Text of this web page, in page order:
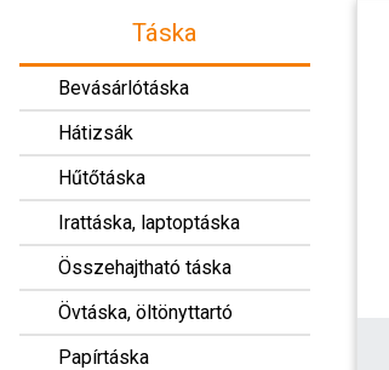
Táska
Bevásárlótáska
Hátizsák
Hűtőtáska
Irattáska, laptoptáska
Összehajtható táska
Övtáska, öltönyttartó
Papírtáska